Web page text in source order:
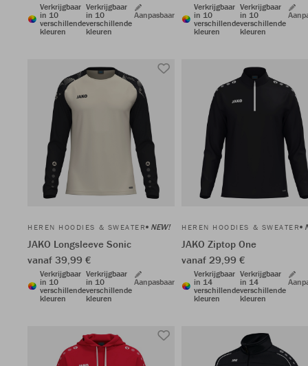
Verkrijgbaar
in 10
verschillende
kleuren
Verkrijgbaar
in 10
verschillende
kleuren
Aanpasbaar
Verkrijgbaar
in 10
verschillende
kleuren
Verkrijgbaar
in 10
verschillende
kleuren
HEREN HOODIES & SWEATER NEW!
JAKO Longsleeve Sonic
vanaf 39,99 €
Verkrijgbaar
in 10
verschillende
kleuren
Verkrijgbaar
in 10
verschillende
kleuren
Aanpasbaar
HEREN HOODIES & SWEATER
JAKO Ziptop One
vanaf 29,99 €
Verkrijgbaar
in 14
verschillende
kleuren
Verkrijgbaar
in 14
verschillende
kleuren